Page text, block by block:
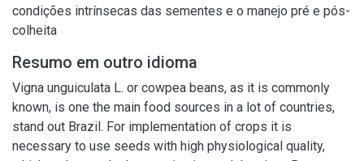
condições intrínsecas das sementes e o manejo pré e pós-
colheita
Resumo em outro idioma
Vigna unguiculata L. or cowpea beans, as it is commonly
known, is one the main food sources in a lot of countries,
stand out Brazil. For implementation of crops it is
necessary to use seeds with high physiological quality,